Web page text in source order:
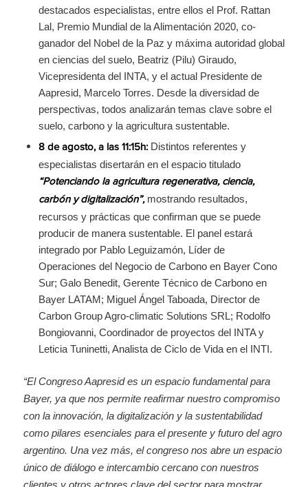
destacados especialistas, entre ellos el Prof. Rattan
Lal, Premio Mundial de la Alimentación 2020, co-
ganador del Nobel de la Paz y máxima autoridad global
en ciencias del suelo, Beatriz (Pilu) Giraudo,
Vicepresidenta del INTA, y el actual Presidente de
Aapresid, Marcelo Torres. Desde la diversidad de
perspectivas, todos analizarán temas clave sobre el
suelo, carbono y la agricultura sustentable.
8 de agosto, a las 11:15h:Distintos referentes y
especialistas disertarán en el espacio titulado
“Potenciando la agricultura regenerativa, ciencia,
carbón y digitalización”, mostrando resultados,
recursos y prácticas que confirman que se puede
producir de manera sustentable. El panel estará
integrado por Pablo Leguizamón, Líder de
Operaciones del Negocio de Carbono en Bayer Cono
Sur; Galo Benedit, Gerente Técnico de Carbono en
Bayer LATAM; Miguel Ángel Taboada, Director de
Carbon Group Agro-climatic Solutions SRL; Rodolfo
Bongiovanni, Coordinador de proyectos del INTA y
Leticia Tuninetti, Analista de Ciclo de Vida en el INTI.
“El Congreso Aapresid es un espacio fundamental para
Bayer, ya que nos permite reafirmar nuestro compromiso
con la innovación, la digitalización y la sustentabilidad
como pilares esenciales para el presente y futuro del agro
argentino. Una vez más, el congreso nos abre un espacio
único de diálogo e intercambio cercano con nuestros
clientes y otros actores clave del sector para mostrar